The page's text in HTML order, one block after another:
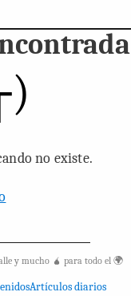
no existe.
y mucho 🧉 para todo el 🌍
Artículos diarios